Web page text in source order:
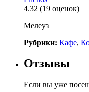
4.32 (19 оценок)
Мелеуз
Рубрики: Кафе,
Отзывы
Если вы уже